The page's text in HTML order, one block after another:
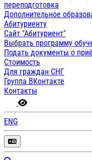
переподготовка
Дополнительное
Абитуриенту
Сайт "Абитуриент"
Выбрать программу
Подать документы о
Стоимость
Для граждан СНГ
Группа ВКонтакте
Контакты
ENG